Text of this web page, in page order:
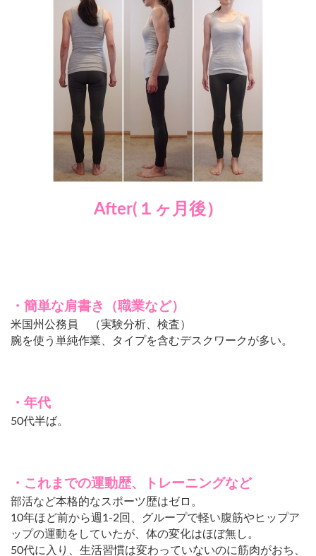
After(１ヶ月後）
・簡単な肩書き（職業など）
米国州公務員 （実験分析、検査）
腕を使う単純作業、タイプを含むデスクワークが多い。
・年代
50代半ば。
・これまでの運動歴、トレーニングなど
部活など本格的なスポーツ歴はゼロ。
10年ほど前から週1-2回、グループで軽い腹筋やヒップア
ップの運動をしていたが、体の変化はほぼ無し。
50代に入り、生活習慣は変わっていないのに筋肉がおち、